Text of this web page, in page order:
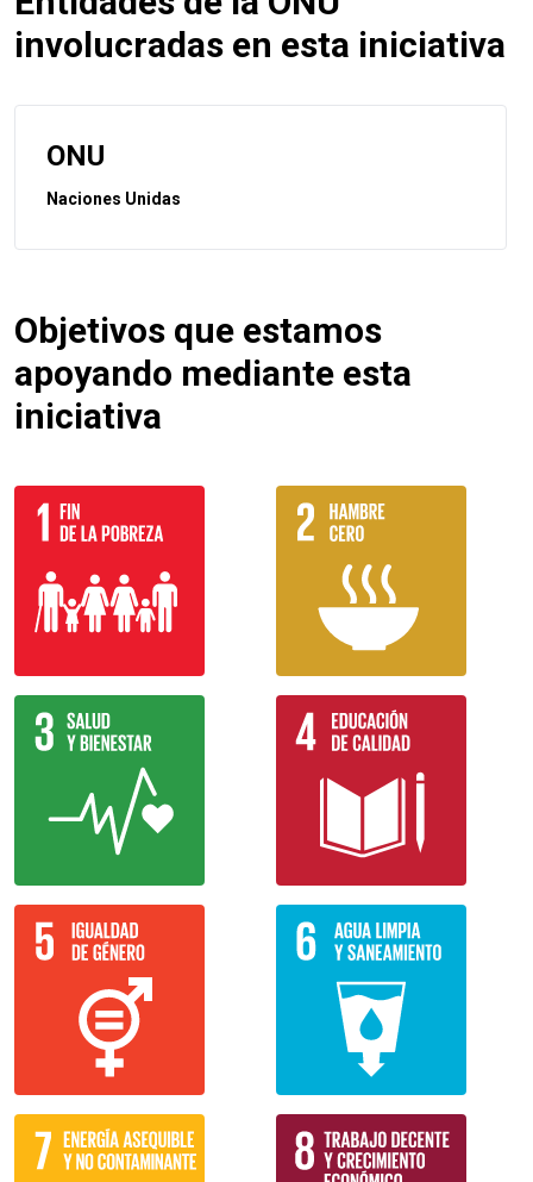
involucradas en esta iniciativa
ONU
Naciones Unidas
Objetivos que estamos
apoyando mediante esta
iniciativa